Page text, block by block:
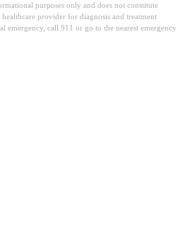
purposes only and does not constitute
provider for diagnosis and treatment
emergency, call 911 or go to the nearest emergency